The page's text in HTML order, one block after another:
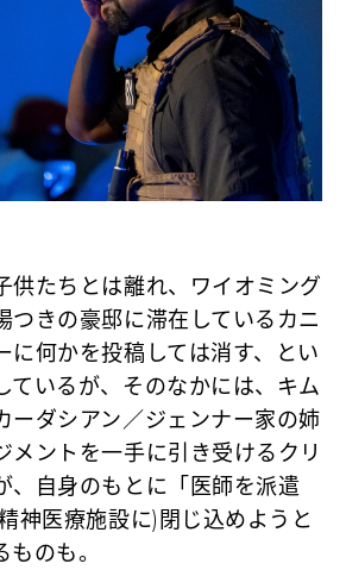
たちとは離れ、ワイオミング
つきの豪邸に滞在しているカニ
に何かを投稿しては消す、とい
ているが、そのなかには、キム
ーダシアン／ジェンナー家の姉
メントを一手に引き受けるクリ
、自身のもとに「医師を派遣
神医療施設に)閉じ込めようと
のも。